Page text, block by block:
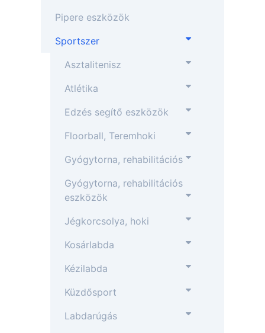
Pipere eszközök
Sportszer
Asztalitenisz
Atlétika
Edzés segítő eszközök
Floorball, Teremhoki
Gyógytorna, rehabilitációs
Gyógytorna, rehabilitációs
eszközök
Jégkorcsolya, hoki
Kosárlabda
Kézilabda
Küzdősport
Labdarúgás